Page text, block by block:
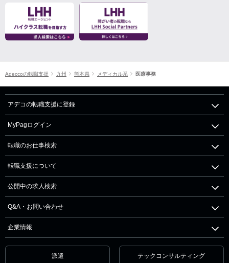
Adeccoの転職支援 九州 熊本県 メディカル系 医療事務
アデコの転職支援に登録
MyPagログイン
転職のお仕事検索
転職支援について
公開中の求人検索
Q&A・お問い合わせ
企業情報
派遣 テックコンサルティング